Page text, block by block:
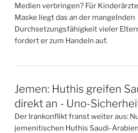
Medien verbringen? Für
Maske liegt das an der mangelnden
Durchsetzungsfähigkeit vieler
fordert er zum Handeln auf.
Jemen: Huthis greifen
direkt an - Uno-
Der Irankonflikt franst weiter aus:
jemenitischen Huthis Saudi-